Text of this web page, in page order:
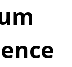
Kaufberatung